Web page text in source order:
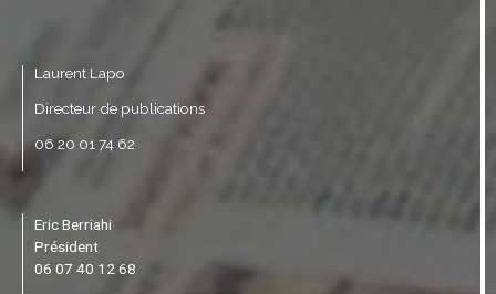
Laurent Lapo
Directeur de publications
06 20 01 74 62
Eric Berriahi
Président
06 07 40 12 68